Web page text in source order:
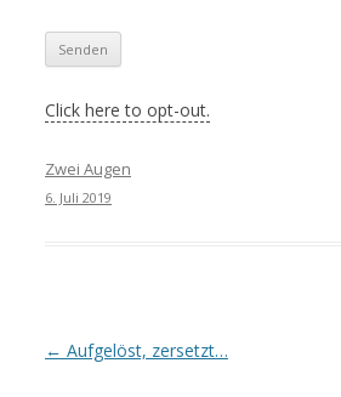
Click here to opt-out.
Zwei Augen
6. Juli 2019
Beitrags-
← Aufgelöst, zersetzt…